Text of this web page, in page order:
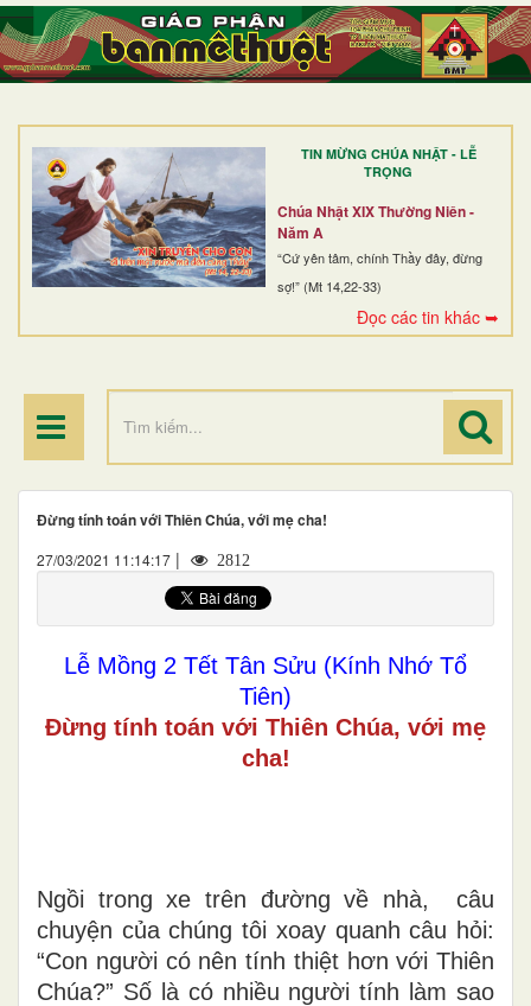
TIN MỪNG CHÚA NHẬT - LỄ
TRỌNG
Chúa Nhật XIX Thường Niên -
Năm A
“Cứ yên tâm, chính Thầy đây, đừng
sợ!” (Mt 14,22-33)
Đọc các tin khác ➥
TRANG NHẤT
GIỚI THIỆU
DÒNG TU
BAN MỤC VỤ
ĐOÀN THỂ CG
Đừng tính toán với Thiên Chúa, với mẹ cha!
27/03/2021 11:14:17 | 2812
Lễ Mồng 2 Tết Tân Sửu (Kính Nhớ Tổ
Tiên)
Đừng tính toán với Thiên Chúa, với mẹ
cha!
Ngồi trong xe trên đường về nhà, câu
chuyện của chúng tôi xoay quanh câu hỏi:
“Con người có nên tính thiệt hơn với Thiên
Chúa?” Số là có nhiều người tính làm sao